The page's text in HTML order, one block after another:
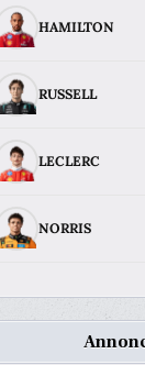
HAMILTON
RUSSELL
LECLERC
NORRIS